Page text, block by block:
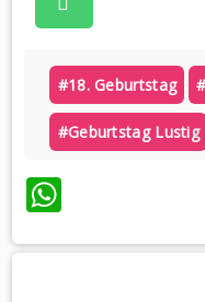
#18. Geburtstag
#geburtstag Lustig